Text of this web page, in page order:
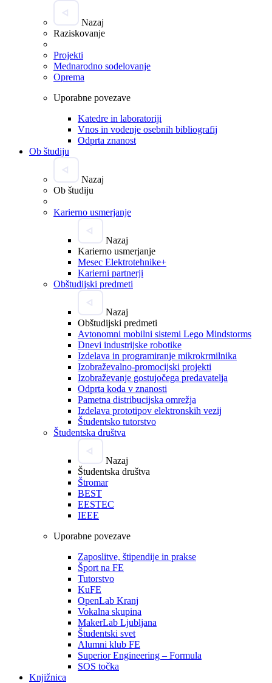
Nazaj
Raziskovanje
Projekti
Mednarodno sodelovanje
Oprema
Uporabne povezave
Katedre in laboratoriji
Vnos in vodenje osebnih bibliografij
Odprta znanost
Ob študiju
Nazaj
Ob študiju
Karierno usmerjanje
Nazaj
Karierno usmerjanje
Mesec Elektrotehnike+
Karierni partnerji
Obštudijski predmeti
Nazaj
Obštudijski predmeti
Avtonomni mobilni sistemi Lego Mindstorms
Dnevi industrijske robotike
Izdelava in programiranje mikrokrmilnika
Izobraževalno-promocijski projekti
Izobraževanje gostujočega predavatelja
Odprta koda v znanosti
Pametna distribucijska omrežja
Izdelava prototipov elektronskih vezij
Študentsko tutorstvo
Študentska društva
Nazaj
Študentska društva
Štromar
BEST
EESTEC
IEEE
Uporabne povezave
Zaposlitve, štipendije in prakse
Šport na FE
Tutorstvo
KuFE
OpenLab Kranj
Vokalna skupina
MakerLab Ljubljana
Študentski svet
Alumni klub FE
Superior Engineering – Formula
SOS točka
Knjižnica